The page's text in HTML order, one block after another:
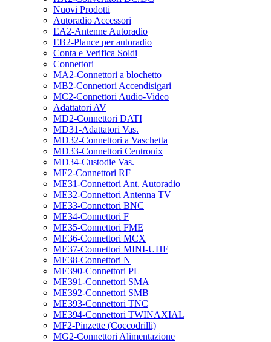
Nuovi Prodotti
Autoradio Accessori
EA2-Antenne Autoradio
EB2-Plance per autoradio
Conta e Verifica Soldi
Connettori
MA2-Connettori a blochetto
MB2-Connettori Accendisigari
MC2-Connettori Audio-Video
Adattatori AV
MD2-Connettori DATI
MD31-Adattatori Vas.
MD32-Connettori a Vaschetta
MD33-Connettori Centronix
MD34-Custodie Vas.
ME2-Connettori RF
ME31-Connettori Ant. Autoradio
ME32-Connettori Antenna TV
ME33-Connettori BNC
ME34-Connettori F
ME35-Connettori FME
ME36-Connettori MCX
ME37-Connettori MINI-UHF
ME38-Connettori N
ME390-Connettori PL
ME391-Connettori SMA
ME392-Connettori SMB
ME393-Connettori TNC
ME394-Connettori TWINAXIAL
MF2-Pinzette (Coccodrilli)
MG2-Connettori Alimentazione